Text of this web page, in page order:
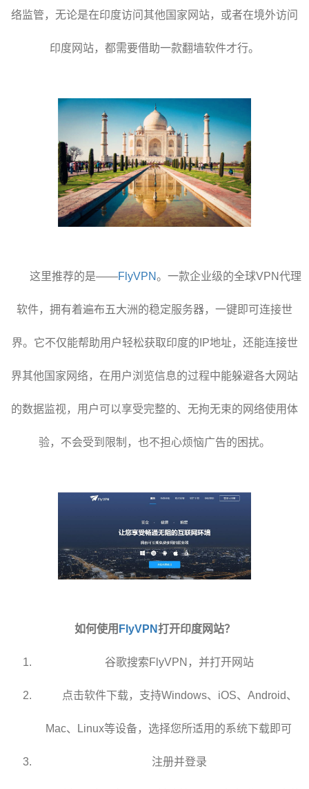
络监管，无论是在印度访问其他国家网站，或者在境外访问
印度网站，都需要借助一款翻墙软件才行。
这里推荐的是——FlyVPN。一款企业级的全球VPN代理
软件，拥有着遍布五大洲的稳定服务器，一键即可连接世
界。它不仅能帮助用户轻松获取印度的IP地址，还能连接世
界其他国家网络，在用户浏览信息的过程中能躲避各大网站
的数据监视，用户可以享受完整的、无拘无束的网络使用体
验，不会受到限制，也不担心烦恼广告的困扰。
如何使用 FlyVPN打开印度网站？
谷歌搜索FlyVPN，并打开网站
点击软件下载，支持Windows、iOS、Android、
Mac、Linux等设备，选择您所适用的系统下载即可
注册并登录